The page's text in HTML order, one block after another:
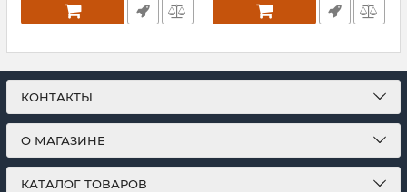
КОНТАКТЫ
О МАГАЗИНЕ
КАТАЛОГ ТОВАРОВ